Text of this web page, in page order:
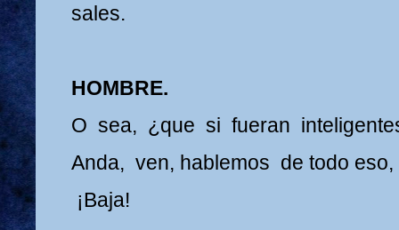
sales.
HOMBRE.
O sea, ¿que si fueran
Anda, ven, hablemos de todo eso,
¡Baja!